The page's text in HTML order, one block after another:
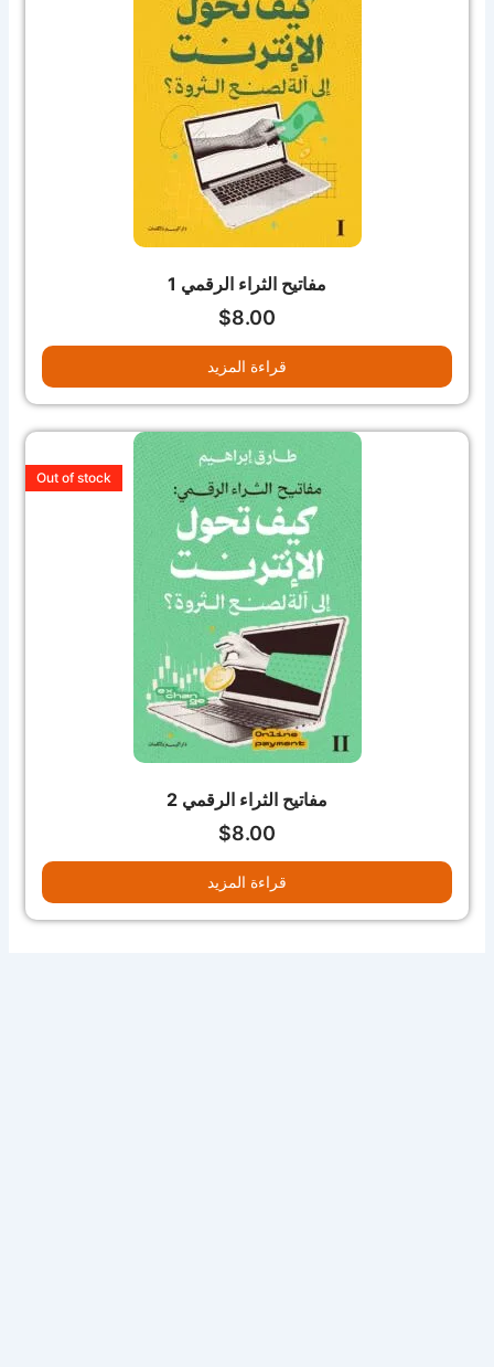
مفاتيح الثراء الرقمي 1
$8.00
قراءة المزيد
مفاتيح الثراء الرقمي 2
Out of stock
$8.00
قراءة المزيد